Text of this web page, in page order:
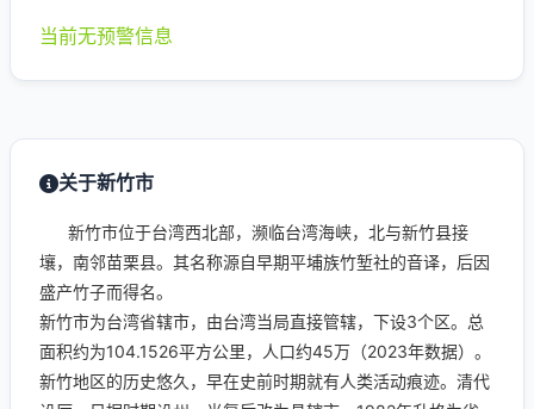
当前无预警信息
关于新竹市
新竹市位于台湾西北部，濒临台湾海峡，北与新竹县接
壤，南邻苗栗县。其名称源自早期平埔族竹堑社的音译，后因
盛产竹子而得名。
新竹市为台湾省辖市，由台湾当局直接管辖，下设3个区。总
面积约为104.1526平方公里，人口约45万（2023年数据）。
新竹地区的历史悠久，早在史前时期就有人类活动痕迹。清代